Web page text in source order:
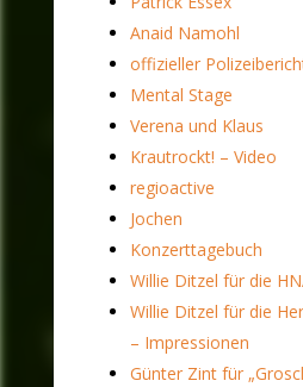
Anaid Namohl
offizieller
Mental Stage
Verena und Klaus
Krautrockt! – Video
regioactive
Jochen
Konzerttagebuch
Willie Ditzel für die
Willie Ditzel für die
– Impressionen
Günter Zint für